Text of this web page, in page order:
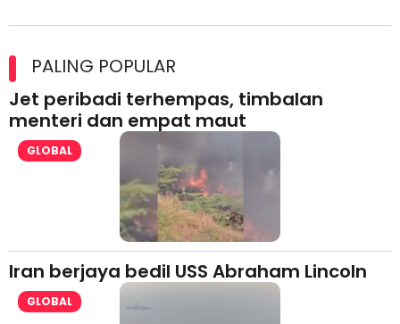
lesen separuh pertama 2026
PALING POPULAR
Jet peribadi terhempas, timbalan
menteri dan empat maut
GLOBAL
Iran berjaya bedil USS Abraham Lincoln
GLOBAL